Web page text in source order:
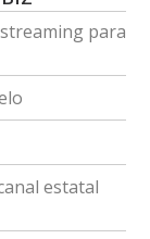
para
estatal